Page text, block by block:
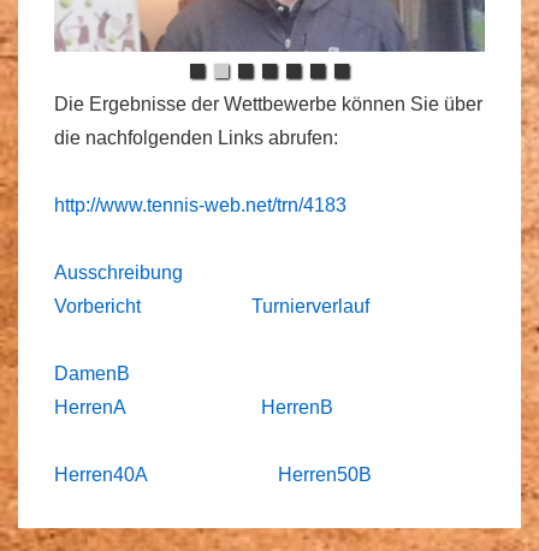
Die Ergebnisse der Wettbewerbe können Sie über
die nachfolgenden Links abrufen:
http://www.tennis-web.net/trn/4183
Ausschreibung
Vorbericht
Turnierverlauf
DamenB
HerrenA
HerrenB
Herren40A Herren50B